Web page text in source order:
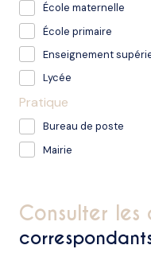
École maternelle
École primaire
Enseignement
Lycée
Pratique
Bureau de poste
Mairie
consulter